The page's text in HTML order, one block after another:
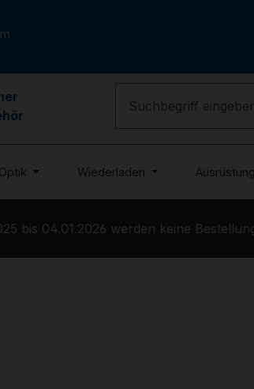
Optik Wiederladen Ausrüstung
04.01.2026 werden keine